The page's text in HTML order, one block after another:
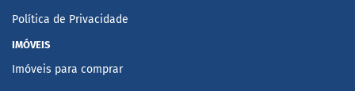
Política de Privacidade
IMÓVEIS
Imóveis para comprar